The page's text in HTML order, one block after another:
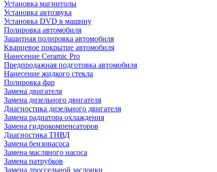
Установка магнитолы
Установка автозвука
Установка DVD в машину
Полировка автомобиля
Защитная полировка автомобиля
Кварцевое покрытие автомобиля
Нанесение Ceramic Pro
Предпродажная подготовка автомобиля
Нанесение жидкого стекла
Полировка фар
Замена двигателя
Замена дизельного двигателя
Диагностика дизельного двигателя
Замена радиатора охлаждения
Замена гидрокомпенсаторов
Диагностика ТНВД
Замена бензонасоса
Замена масляного насоса
Замена патрубков
Замена дроссельной заслонки